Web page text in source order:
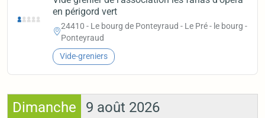
en périgord vert
24410 - Le bourg de Ponteyraud - Le Pré - le bourg -
Ponteyraud
Vide-greniers
Dimanche 9 août 2026